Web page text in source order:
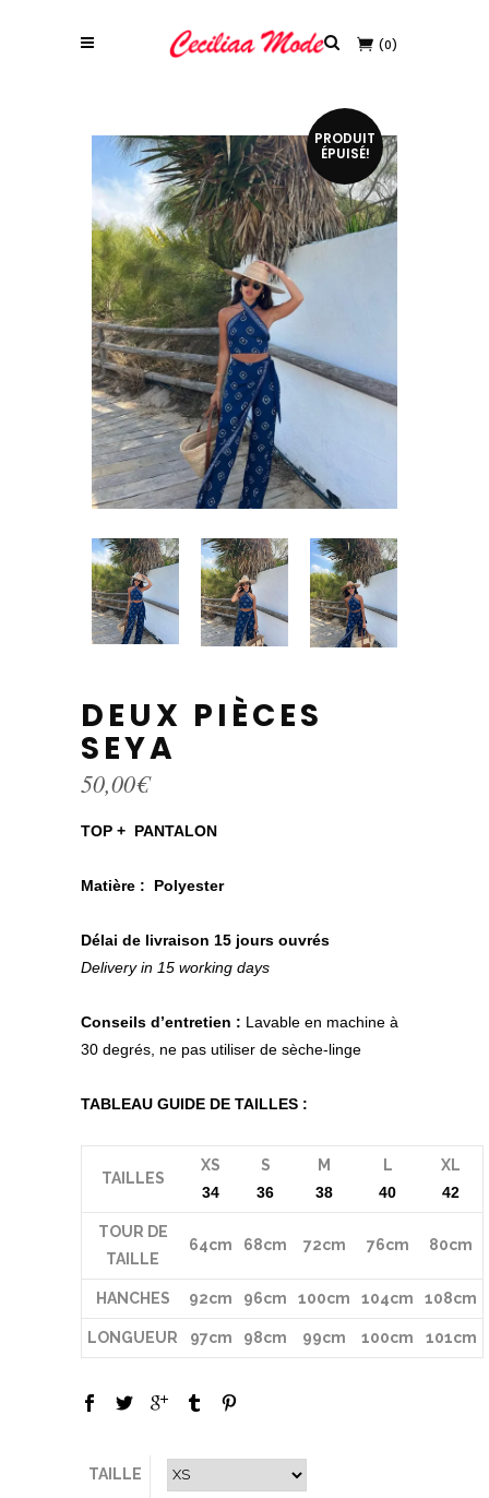
(0)
PRODUIT
ÉPUISÉ!
DEUX PIÈCES
SEYA
50,00€
TOP + PANTALON
Matière : Polyester
Délai de livraison 15 jours ouvrés
Delivery in 15 working days
Conseils d’entretien : Lavable en machine à
30 degrés, ne pas utiliser de sèche-linge
TABLEAU GUIDE DE TAILLES :
TAILLES
XS
34
S
36
M
38
L
40
XL
42
TOUR DE
TAILLE
64cm 68cm 72cm 76cm 80cm
HANCHES 92cm 96cm 100cm 104cm 108cm
LONGUEUR 97cm 98cm 99cm 100cm 101cm
TAILLE